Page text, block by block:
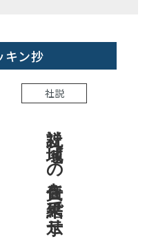
キン抄
社説
社説 地域への責任を結果で示せ